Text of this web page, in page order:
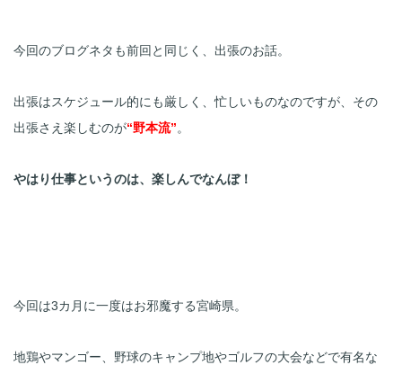
今回のブログネタも前回と同じく、出張のお話。
出張はスケジュール的にも厳しく、忙しいものなのですが、その
出張さえ楽しむのが“野本流”。
やはり仕事というのは、楽しんでなんぼ！
今回は3カ月に一度はお邪魔する宮崎県。
地鶏やマンゴー、野球のキャンプ地やゴルフの大会などで有名な